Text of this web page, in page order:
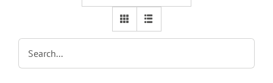
Lämna original & filer
Om oss